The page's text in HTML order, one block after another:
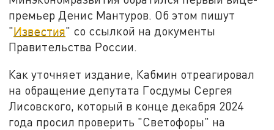
премьер Денис Мантуров. Об этом пишут
"Известия" со ссылкой на документы
Правительства России.
Как уточняет издание, Кабмин отреагировал
на обращение депутата Госдумы Сергея
Лисовского, который в конце декабря 2024
года просил проверить "Светофоры" на